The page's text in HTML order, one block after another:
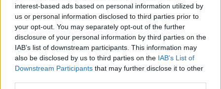
interest-based ads based on personal information utilized by
us or personal information disclosed to third parties prior to
your opt-out. You may separately opt-out of the further
disclosure of your personal information by third parties on the
IAB’s list of downstream participants. This information may
also be disclosed by us to third parties on the IAB’s List of
Downstream Participants that may further disclose it to other
Steur kiest voor Newcastle na gemiste
duidelijkheid bij Ajax
Blind kan bij Ajax de speler naast Míchel worden
“Twente was toen niet haalbaar”: Weghorst blikt
terug op Ajax-keuze